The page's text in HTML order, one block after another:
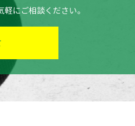
にご相談ください。